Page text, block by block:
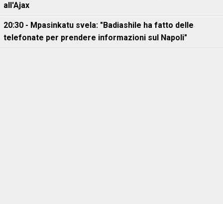
all'Ajax
20:30 - Mpasinkatu svela: "Badiashile ha fatto delle
telefonate per prendere informazioni sul Napoli"